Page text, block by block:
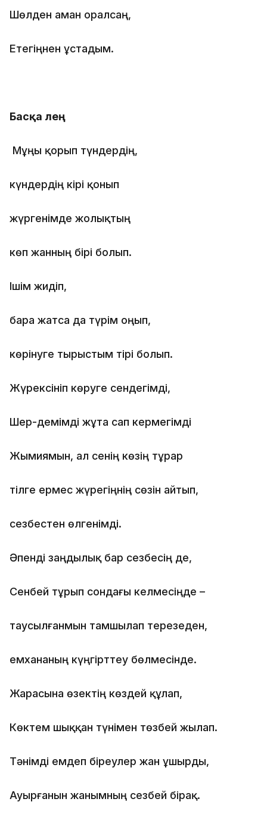
Шөлден аман оралсаң,
Етегіңнен ұстадым.
Басқа өлең
Мұңы қорып түндердің,
күндердің кірі қонып
жүргенімде жолықтың
көп жанның бірі болып.
Ішім жидіп,
бара жатса да түрім оңып,
көрінуге тырыстым тірі болып.
Жүрексініп көруге сендегімді,
Шер-демімді жұта сап кермегімді
Жымиямын, ал сенің көзің тұрар
тілге ермес жүрегіңнің сөзін айтып,
сезбестен өлгенімді.
Әпенді заңдылық бар сезбесің де,
Сенбей тұрып сондағы келмесіңде –
таусылғанмын тамшылап терезеден,
емхананың күңгірттеу бөлмесінде.
Жарасына өзектің көздей құлап,
Көктем шыққан түнімен төзбей жылап.
Тәнімді емдеп біреулер жан ұшырды,
Ауырғанын жанымның сезбей бірақ.